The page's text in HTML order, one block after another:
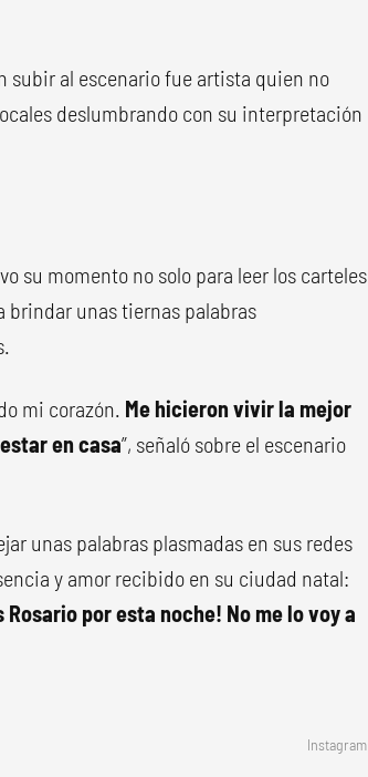
subir al escenario fue artista quien no
deslumbrando con su interpretación
su momento no solo para leer los carteles
brindar unas tiernas palabras
mi corazón. Me hicieron vivir la mejor
en casa”, señaló sobre el escenario
unas palabras plasmadas en sus redes
y amor recibido en su ciudad natal:
por esta noche! No me lo voy a
Instagram